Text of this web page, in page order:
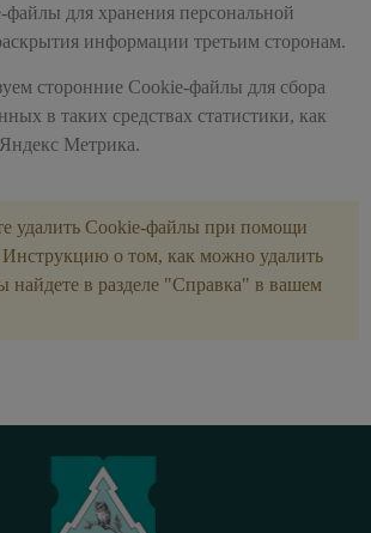
файлы для хранения персональной
информации третьим сторонам.
сторонние Cookie-файлы для сбора
в таких средствах статистики, как
Метрика.
удалить Cookie-файлы при помощи
Инструкцию о том, как можно удалить
в разделе "Справка" в вашем